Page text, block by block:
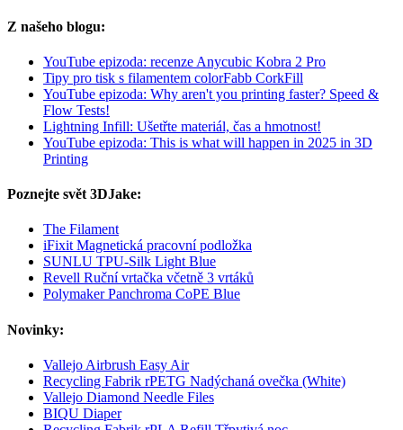
Z našeho blogu:
YouTube epizoda: recenze Anycubic Kobra 2 Pro
Tipy pro tisk s filamentem colorFabb CorkFill
YouTube epizoda: Why aren't you printing faster? Speed &
Flow Tests!
Lightning Infill: Ušetřte materiál, čas a hmotnost!
YouTube epizoda: This is what will happen in 2025 in 3D
Printing
Poznejte svět 3DJake:
The Filament
iFixit Magnetická pracovní podložka
SUNLU TPU-Silk Light Blue
Revell Ruční vrtačka včetně 3 vrtáků
Polymaker Panchroma CoPE Blue
Novinky:
Vallejo Airbrush Easy Air
Recycling Fabrik rPETG Nadýchaná ovečka (White)
Vallejo Diamond Needle Files
BIQU Diaper